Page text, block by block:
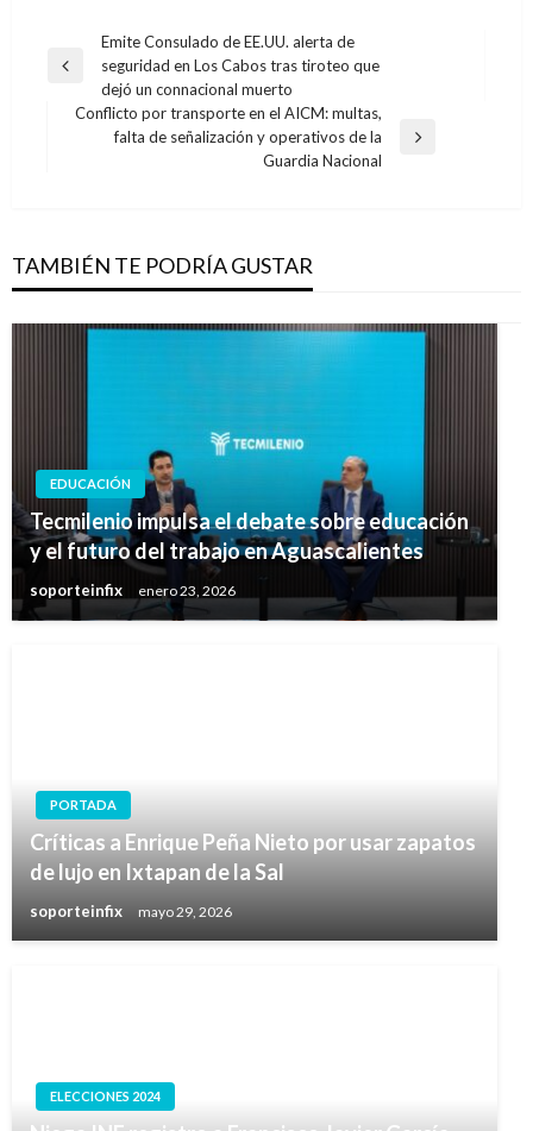
Navegación
de
entradas
Entrada
Emite Consulado de EE.UU. alerta de
seguridad en Los Cabos tras tiroteo que
dejó un connacional muerto
Entrada
Conflicto por transporte en el AICM: multas,
falta de señalización y operativos de la
Guardia Nacional
TAMBIÉN TE PODRÍA GUSTAR
EDUCACIÓN
Tecmilenio impulsa el debate sobre educación
y el futuro del trabajo en Aguascalientes
soporteinfix enero 23, 2026
PORTADA
Críticas a Enrique Peña Nieto por usar zapatos
de lujo en Ixtapan de la Sal
soporteinfix mayo 29, 2026
ELECCIONES 2024